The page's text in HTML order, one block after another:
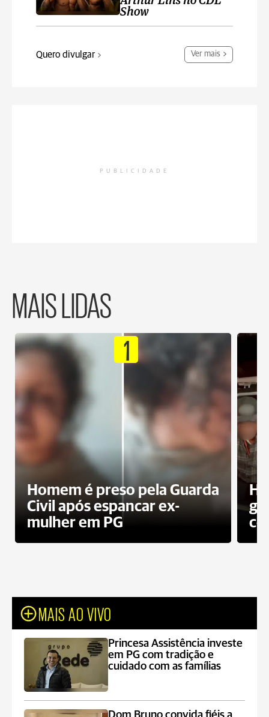
Show
Quero divulgar Ver mais
PUBLICIDADE
MAIS LIDAS
1
Homem é preso pela Guarda
Civil após espancar ex-
mulher em PG
MAIS AO VIVO
Princesa Assistência investe
em PG com tradição e
cuidado com as famílias